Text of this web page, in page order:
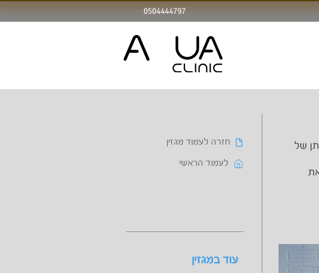
0504444797
עוד במגזין
חזרה לעמוד מגזין
לעמוד הראשי
של